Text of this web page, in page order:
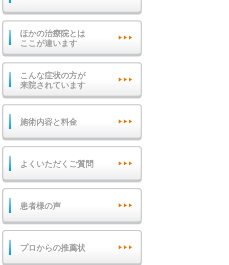
ほかの治療院とは
ここが違います
こんな症状の方が
来院されています
施術内容と料金
よくいただくご質問
患者様の声
プロからの推薦状